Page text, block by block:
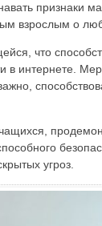
признаки
взрослым о
что
в интернете.
угроз.